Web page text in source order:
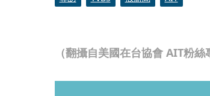
（翻攝自美國在台協會 AIT粉絲